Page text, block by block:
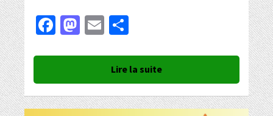
Facebook
Mastodon
Email
Lire la suite